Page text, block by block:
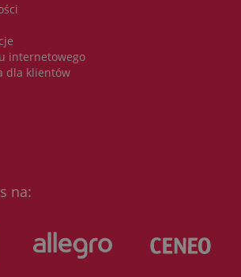
internetowego
dla klientów
na: